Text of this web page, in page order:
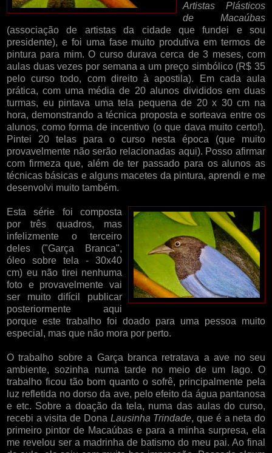
Artistas Plásticos
de Macaúbas
(associação de artistas da cidade que fundei e sou
presidente), e foi uma fase muito produtiva em termos de
pintura para mim. O curso durava cerca de 3 meses, com
aulas duas vezes por semana a um preço simbólico (R$ 35
pelo curso todo, com direito à apostila). Em cada aula
prática, com uma média de 20 alunos divididos em duas
turmas, eu pintava uma tela pequena de 20 x 30 cm na
hora, demonstrando a técnica proposta e sorteava entre os
alunos, como forma de incentivo (o que dava muito certo!).
Pintei 20 telas para o curso nesta época (que muito
provavelmente não serão relacionadas aqui). Posso afirmar
com firmeza que, além de ter passado para os alunos as
técnicas básicas e alguns macetes da pintura, aprendi e me
desenvolvi muito também.
Esta série foi composta
por três quadros, mas
infelizmente o terceiro
deles ("Garça Branca",
óleo sobre tela - 30x40
cm) eu não tirei nenhuma
foto e provavelmente vai
ser muito difícil publicar
posteriormente aqui
porque este trabalho foi doado para uma pessoa muito
especial, mas que não mora por perto.
O trabalho sobre a Garça branca retratava a ave no seu
ambiente, sozinha numa tarde no meio de um lago. O
trabalho ficou tão bom quanto o sofrê, principalmente pela
luz refletida no dorso da ave, pelo efeito da água pantanosa
e etc. Sobre a doação da tela, numa das aulas do curso,
recebi a visita de Dona Lausinha Trindade, que é a neta do
primeiro pintor de Macaúbas e para a minha surpresa, ela
me revelou ser a madrinha de batismo do meu pai. Ao final